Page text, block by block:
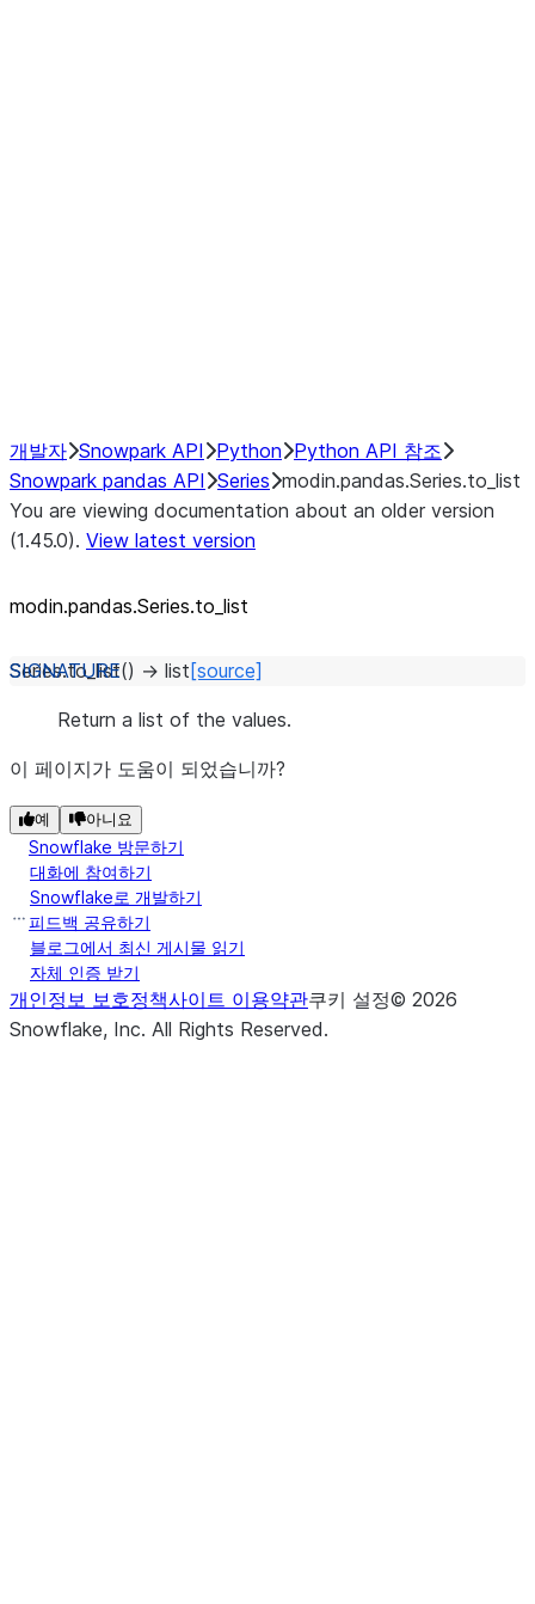
개발자 Snowpark API Python Python API 참조
Snowpark pandas API Series modin.pandas.Series.to_list
You are viewing documentation about an older version
(1.45.0). View latest version
modin.pandas.Series.to_list
Series.to_list() → list [source]
Return a list of the values.
이 페이지가 도움이 되었습니까?
예 아니요
Snowflake 방문하기
대화에 참여하기
Snowflake로 개발하기
피드백 공유하기
블로그에서 최신 게시물 읽기
자체 인증 받기
개인정보 보호정책사이트 이용약관쿠키 설정© 2026
Snowflake, Inc. All Rights Reserved.